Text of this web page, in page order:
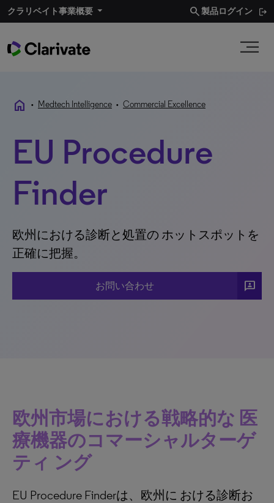
クラリベイト事業概要​ search製品ログイン
home • Medtech Intelligence • Commercial Excellence
EU Procedure
Finder
欧州における診断と処置の ホットスポットを
正確に把握。
お問い合わせ 3P
欧州市場における戦略的な 医
療機器のコマーシャルターゲ
ティ ング
EU Procedure Finderは、欧州に おける診断お